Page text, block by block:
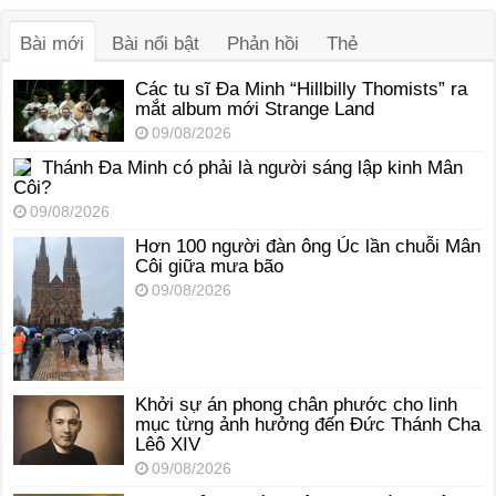
Bài mới Bài nổi bật Phản hồi Thẻ
Các tu sĩ Đa Minh “Hillbilly Thomists” ra
mắt album mới Strange Land
09/08/2026
Thánh Đa Minh có phải là người sáng lập kinh Mân
Côi?
09/08/2026
Hơn 100 người đàn ông Úc lần chuỗi Mân
Côi giữa mưa bão
09/08/2026
Khởi sự án phong chân phước cho linh
mục từng ảnh hưởng đến Đức Thánh Cha
Lêô XIV
09/08/2026